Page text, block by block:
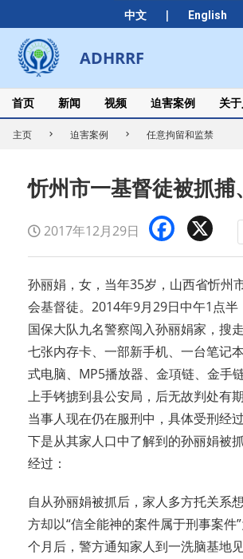
中文 | English
to
content
ADHRRF
Secondary
Navigation
Menu
首页 新闻 视频 迫害案例 关
主页 迫害案例 任意拘留和监禁
忻州市一基督徒被抓捕
2017年12月29日 Facebook
孙丽娟，女，当年35岁，山西省忻州
会基督徒。2014年9月29日中午1点半
国保大队九名警察闯入孙丽娟家，搜走
七张内存卡、一部新手机、一台笔记
式电脑、MP5播放器、金項链、金手
上手铐掳到县公安局，后无故判处有
当事人现在仍在服刑中，具体受刑经
下是从其家人口中了解到的孙丽娟被
经过：
自从孙丽娟被抓后，家人多方托关系
方却以“信全能神的案件属于刑事案件
个月后，警方通知家人到一洗脑基地